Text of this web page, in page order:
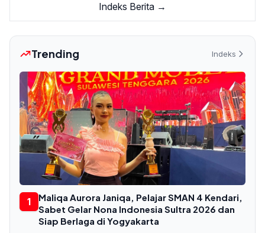
Indeks Berita →
Trending Indeks
1
Maliqa Aurora Janiqa, Pelajar SMAN 4 Kendari,
Sabet Gelar Nona Indonesia Sultra 2026 dan
Siap Berlaga di Yogyakarta